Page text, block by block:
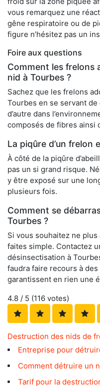
vous remarquez une
gêne respiratoire ou de
figure n’hésitez pas un
Foire aux questions
Comment les frelons
nid à Tourbes ?
Sachez que les frelons
Tourbes en se servant
d’autre dans
composés de fibres ainsi
La piqûre d’un frelon
À côté de la piqûre
pas un si grand risque.
y être exposé sur une
plusieurs fois.
Comment se
Tourbes ?
Si vous souhaitez ne
faites simple. Contactez
désinsectisation à
faudra faire recours à
garantissent en rien une
4.8 / 5 (116 votes)
Destruction des nids de
Entreprise pour
Comment détruire un
Tarif pour la